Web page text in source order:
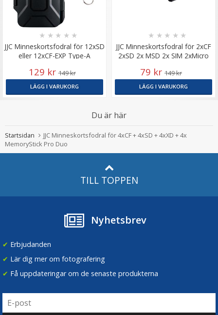
JJC Minneskortsfodral för 12xSD
eller 12xCF-EXP Type-A
★ ★ ★ ★ ★
129 kr 149 kr
LÄGG I VARUKORG
JJC Minneskortsfodral för 2xCF
2xSD 2x MSD 2x SIM 2xMicro
★ ★ ★ ★ ★
79 kr 149 kr
LÄGG I VARUKORG
Du är här
Startsidan
JJC Minneskortsfodral för 4xCF + 4xSD + 4xXD + 4x
MemoryStick Pro Duo
TILL TOPPEN
Nyhetsbrev
✔ Erbjudanden
✔ Lär dig mer om fotografering
✔ Få uppdateringar om de senaste produkterna